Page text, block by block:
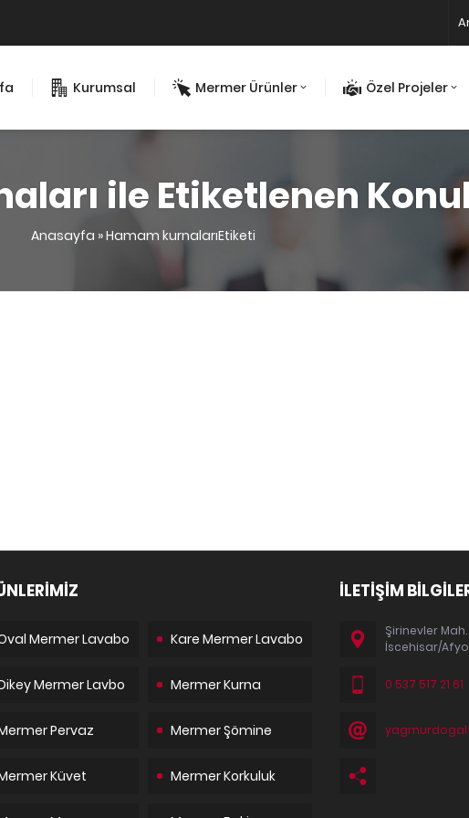
Kurumsal Mermer Ürünler Özel Projeler
ile Etiketlenen
Anasayfa »Hamam kurnalarıEtiketi
Mermer Lavabo Kare Mermer Lavabo
Mermer Lavbo Mermer Kurna
Pervaz Mermer Şömine
Küvet Mermer Korkuluk
İLETİŞİM
Şirinevler
İscehisar/
0 537 517 21 61